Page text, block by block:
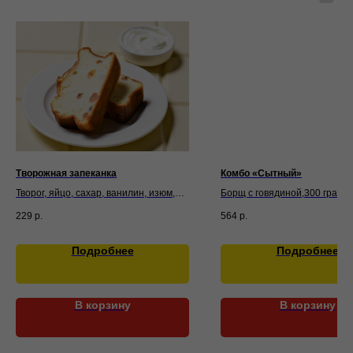
Творожная запеканка
Творог, яйцо, сахар, ванилин, изюм,
сметаной
229 р.
Подробнее
В корзину
Комбо «Сытный»
Борщ с говядиной,300 грамм
Картофель отварной, 150
Хлеб, 1 кусочек
564 р.
Подробнее
В корзину